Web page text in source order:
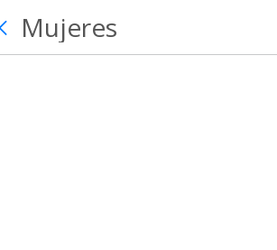
Mujeres